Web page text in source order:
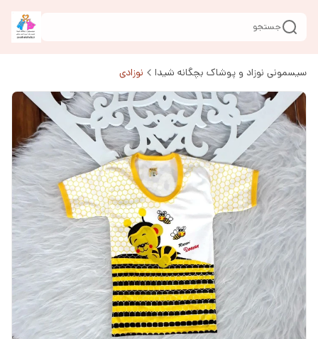
جستجو
سیسمونی نوزاد و پوشاک بچگانه شیدا نوزادی